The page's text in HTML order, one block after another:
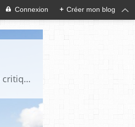
Connexion + Créer mon blog
Blog destiné à commenter l'actualité, politique, économique, culturelle, sportive, etc, dans un esprit de critique philosophique, d'esprit chrétien et français.La collaboration des lecteurs est souhaitée, de même que la courtoisie, et l'esprit de tolérance.